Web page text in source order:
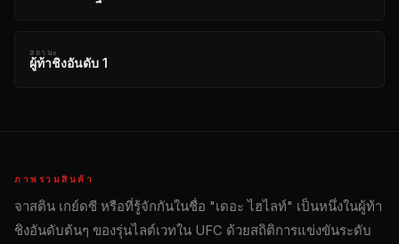
สถานะ
ผู้ท้าชิงอันดับ 1
ภาพรวมสินค้า
จาสติน เกย์ดซี หรือที่รู้จักกันในชื่อ "เดอะ ไฮไลท์" เป็นหนึ่งในผู้ท้า
ชิงอันดับต้นๆ ของรุ่นไลต์เวทใน UFC ด้วยสถิติการแข่งขันระดับ